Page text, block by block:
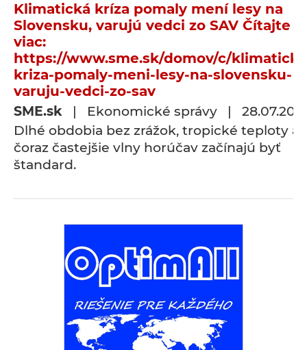
Klimatická kríza pomaly mení lesy na
Slovensku, varujú vedci zo SAV Čítajte
viac:
https://www.sme.sk/domov/c/
kriza-pomaly-meni-lesy-na-slovensku-
varuju-vedci-zo-sav
SME.sk | Ekonomické správy |
Dlhé obdobia bez zrážok, tropické teploty a
čoraz častejšie vlny horúčav začínajú byť
štandard.